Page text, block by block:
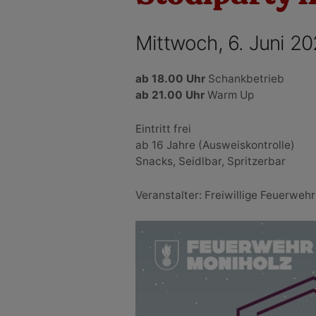
Mittwoch, 6. Juni
ab 18.00 Uhr Schankbetrieb
ab 21.00 Uhr Warm Up
Eintritt frei
ab 16 Jahre (Ausweiskontrolle)
Snacks, Seidlbar, Spritzerbar
Veranstalter: Freiwillige